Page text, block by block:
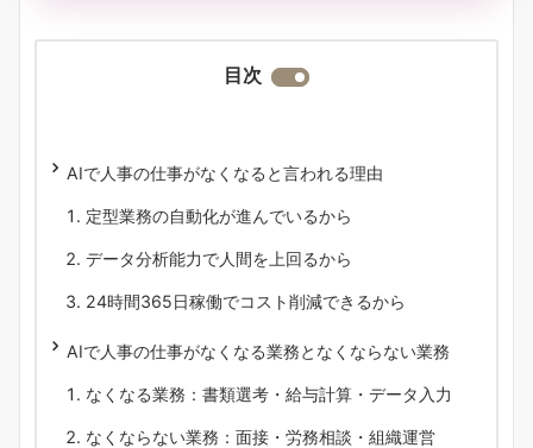
目次
AIで人事の仕事がなくなると言われる理由
定型業務の自動化が進んでいるから
データ分析能力で人間を上回るから
24時間365日稼働でコスト削減できるから
AIで人事の仕事がなくなる業務となくならない業務
なくなる業務：書類選考・給与計算・データ入力
なくならない業務：面接・労務相談・組織運営